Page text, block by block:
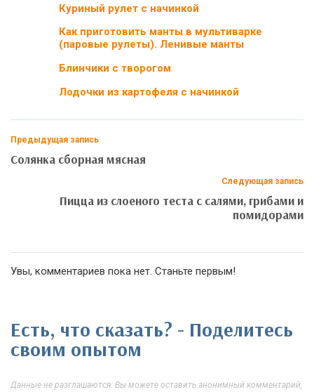
Куриный рулет с начинкой
Как приготовить манты в мультиварке
(паровые рулеты). Ленивые манты
Блинчики с творогом
Лодочки из картофеля с начинкой
Предыдущая запись
Солянка сборная мясная
Следующая запись
Пицца из слоеного теста с салями, грибами и
помидорами
Увы, комментариев пока нет. Станьте первым!
Есть, что сказать? - Поделитесь
своим опытом
Данные не разглашаются. Вы можете оставить анонимный комментарий,